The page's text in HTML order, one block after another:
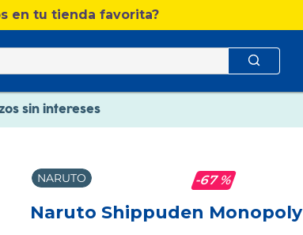
en tu tienda favorita?
Baleares)
sin intereses
Verano
sin intereses
NARUTO 67 %
Naruto Shippuden Monopoly